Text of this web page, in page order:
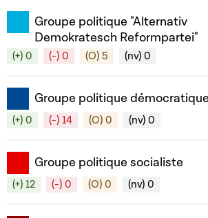
Groupe politique "Alternativ
Demokratesch Reformpartei"
(+) 0 (-) 0 (O) 5 (nv) 0
Groupe politique démocratique
(+) 0 (-) 14 (O) 0 (nv) 0
Groupe politique socialiste
(+) 12 (-) 0 (O) 0 (nv) 0